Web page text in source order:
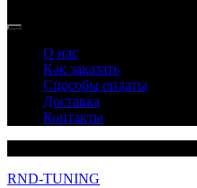
О нас
Как заказать
Способы оплаты
Доставка
Контакты
RND-TUNING